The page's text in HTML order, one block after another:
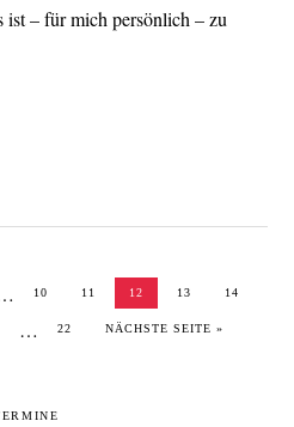
– für mich persönlich – zu
Weggelassene
Zwischenseiten
SEITE
10 SEITE
11 SEITE
12 SEITE
13 SEITE
14
Weggelassene
… SEITE
22 NÄCHSTE SEITEAUFRUFEN
»